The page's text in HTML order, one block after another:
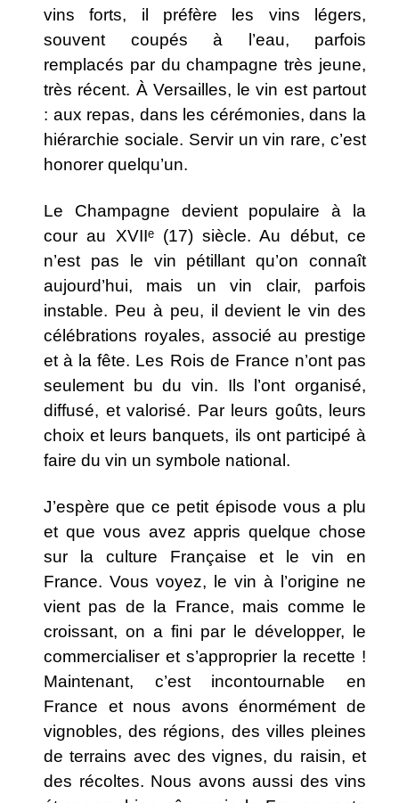
vins forts, il préfère les vins légers,
souvent coupés à l’eau, parfois
remplacés par du champagne très jeune,
très récent. À Versailles, le vin est partout
: aux repas, dans les cérémonies, dans la
hiérarchie sociale. Servir un vin rare, c’est
honorer quelqu’un.
Le Champagne devient populaire à la
cour au XVIIᵉ (17) siècle. Au début, ce
n’est pas le vin pétillant qu’on connaît
aujourd’hui, mais un vin clair, parfois
instable. Peu à peu, il devient le vin des
célébrations royales, associé au prestige
et à la fête. Les Rois de France n’ont pas
seulement bu du vin. Ils l’ont organisé,
diffusé, et valorisé. Par leurs goûts, leurs
choix et leurs banquets, ils ont participé à
faire du vin un symbole national.
J’espère que ce petit épisode vous a plu
et que vous avez appris quelque chose
sur la culture Française et le vin en
France. Vous voyez, le vin à l’origine ne
vient pas de la France, mais comme le
croissant, on a fini par le développer, le
commercialiser et s’approprier la recette !
Maintenant, c’est incontournable en
France et nous avons énormément de
vignobles, des régions, des villes pleines
de terrains avec des vignes, du raisin, et
des récoltes. Nous avons aussi des vins